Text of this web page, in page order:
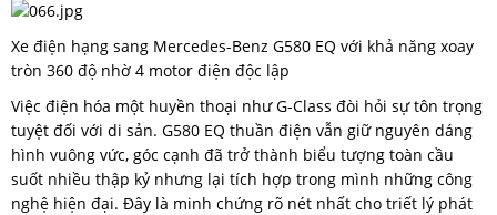
Xe điện hạng sang Mercedes-Benz G580 EQ với khả năng xoay
tròn 360 độ nhờ 4 motor điện độc lập
Việc điện hóa một huyền thoại như G-Class đòi hỏi sự tôn trọng
tuyệt đối với di sản. G580 EQ thuần điện vẫn giữ nguyên dáng
hình vuông vức, góc cạnh đã trở thành biểu tượng toàn cầu
suốt nhiều thập kỷ nhưng lại tích hợp trong mình những công
nghệ hiện đại. Đây là minh chứng rõ nét nhất cho triết lý phát